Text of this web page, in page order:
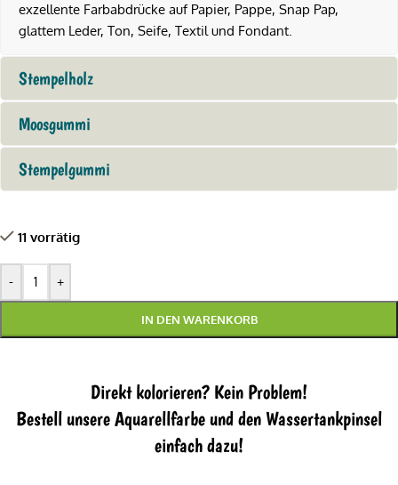
exzellente Farbabdrücke auf Papier, Pappe, Snap Pap,
glattem Leder, Ton, Seife, Textil und Fondant.
Stempelholz
Moosgummi
Stempelgummi
11 vorrätig
- +
IN DEN WARENKORB
Direkt kolorieren? Kein Problem!
Bestell unsere Aquarellfarbe und den Wassertankpinsel
einfach dazu!